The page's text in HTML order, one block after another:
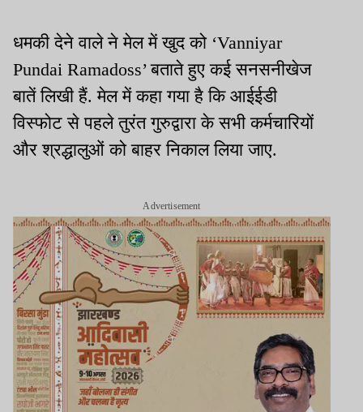
धमकी देने वाले ने मेल में खुद को ‘Vanniyar
Pundai Ramadoss’ बताते हुए कई सनसनीखेज
बातें लिखी हैं. मेल में कहा गया है कि आईईडी
विस्फोट से पहले तुरंत गुरुद्वारा के सभी कर्मचारियों
और श्रद्धालुओं को बाहर निकाल लिया जाए.
Advertisement